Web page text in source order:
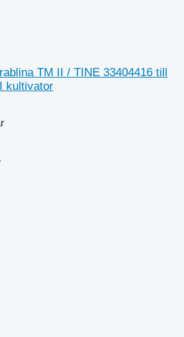
TM II / TINE 33404416 till
kultivator